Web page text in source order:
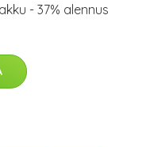
- 37% alennus